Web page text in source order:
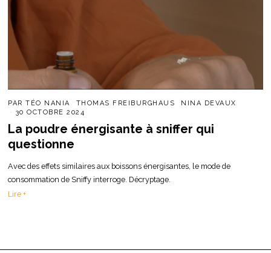
PARTÉO NANIA THOMAS FREIBURGHAUS
NINA DEVAUX
30 OCTOBRE 2024
La poudre énergisante à sniffer qui
questionne
Avec des effets similaires aux boissons énergisantes, le mode de
consommation de Sniffy interroge. Décryptage.
Lire +